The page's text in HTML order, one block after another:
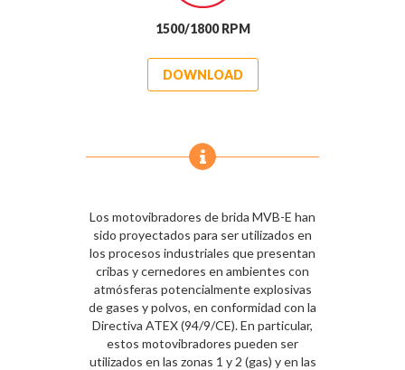
1500/1800 RPM
DOWNLOAD
Los motovibradores de brida MVB-E han
sido proyectados para ser utilizados en
los procesos industriales que presentan
cribas y cernedores en ambientes con
atmósferas potencialmente explosivas
de gases y polvos, en conformidad con la
Directiva ATEX (94/9/CE). En particular,
estos motovibradores pueden ser
utilizados en las zonas 1 y 2 (gas) y en las